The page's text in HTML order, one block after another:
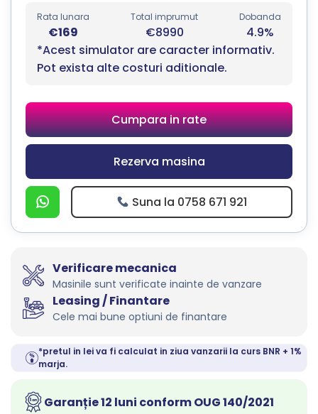
Rata lunara
€169
Total imprumut
€8990
Dobanda
4.9%
*Acest simulator are caracter informativ.
Pot exista alte costuri aditionale.
Cumpara in rate
Rezerva masina
Suna la 0758 671 921
Verificare mecanica
Masinile sunt verificate inainte de vanzare
Leasing / Finantare
Cele mai bune optiuni de finantare
*pretul in lei va fi calculat in ziua vanzarii la curs BNR + 1%
marja.
Garanție 12 luni conform OUG 140/2021